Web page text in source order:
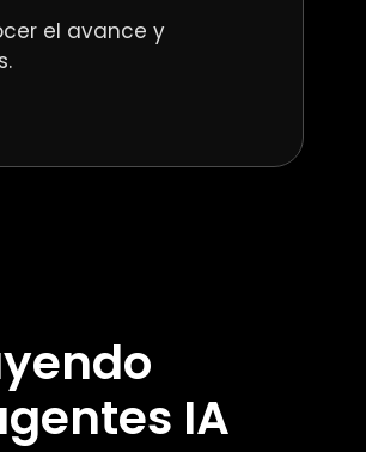
el avance y
IA